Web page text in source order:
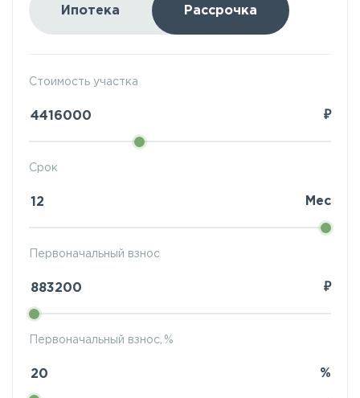
Ипотека Рассрочка
Стоимость участка
₽
Первоначальный взнос
₽
Срок
Мес
Первоначальный взнос, %
%